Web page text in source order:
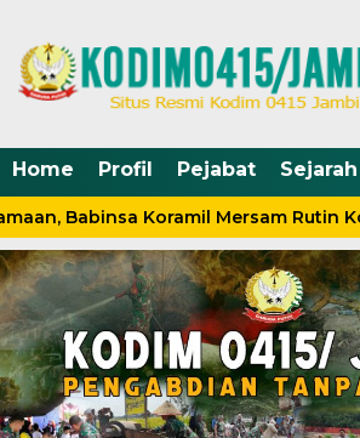
Home Profil Pejabat
Babinsa Koramil Mersam Rutin